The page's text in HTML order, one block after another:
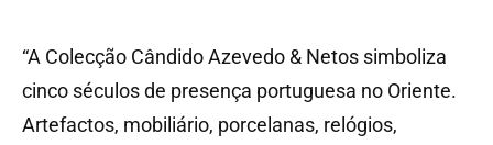
“A Colecção Cândido Azevedo & Netos simboliza
cinco séculos de presença portuguesa no Oriente.
Artefactos, mobiliário, porcelanas, relógios,